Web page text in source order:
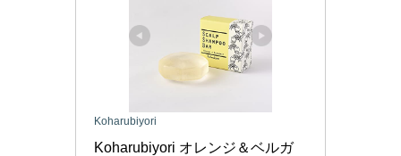
Koharubiyori
Koharubiyori オレンジ＆ベルガ